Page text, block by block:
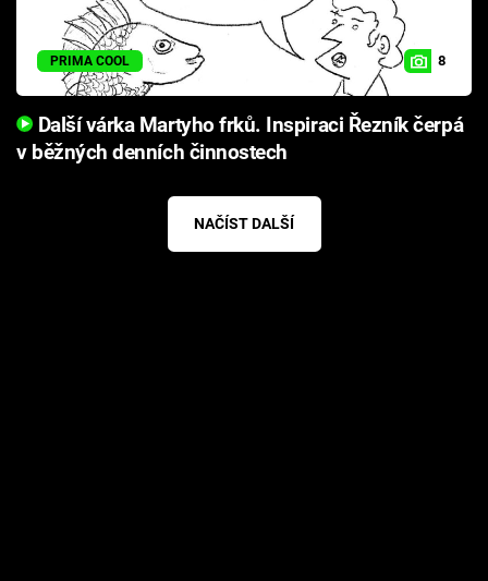
PRIMA COOL 8
Další várka Martyho frků. Inspiraci Řezník čerpá
v běžných denních činnostech
NAČÍST DALŠÍ